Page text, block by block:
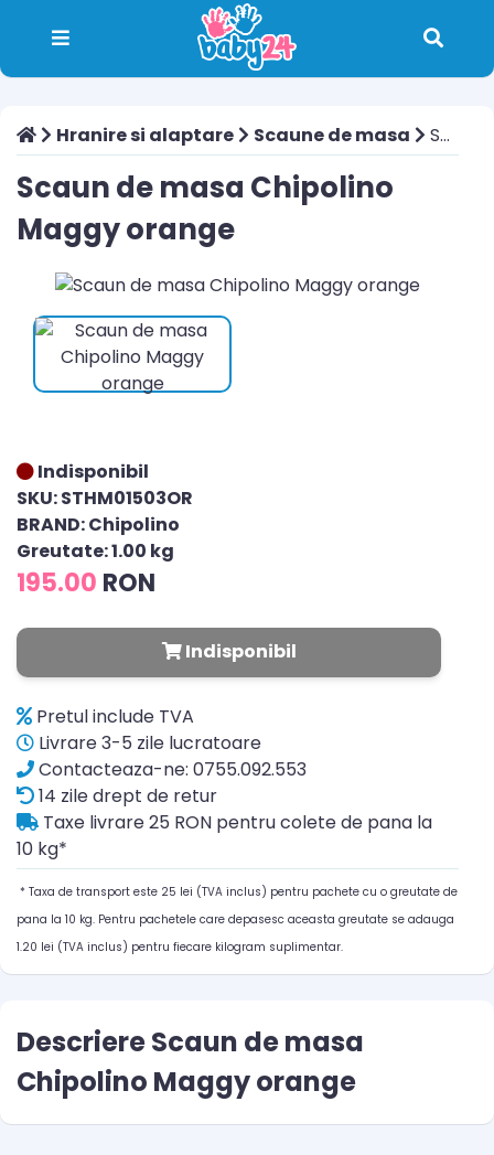
Hranire si alaptare Scaune de masa Scaun de masa Chipolino Maggy orange
Scaun de masa Chipolino
Maggy orange
Indisponibil
SKU: STHM01503OR
BRAND: Chipolino
Greutate: 1.00 kg
195.00 RON
Indisponibil
Pretul include TVA
Livrare 3-5 zile lucratoare
Contacteaza-ne: 0755.092.553
14 zile drept de retur
Taxe livrare 25 RON pentru colete de pana la
10 kg*
* Taxa de transport este 25 lei (TVA inclus) pentru pachete cu o greutate de
pana la 10 kg. Pentru pachetele care depasesc aceasta greutate se adauga
1.20 lei (TVA inclus) pentru fiecare kilogram suplimentar.
Descriere Scaun de masa
Chipolino Maggy orange